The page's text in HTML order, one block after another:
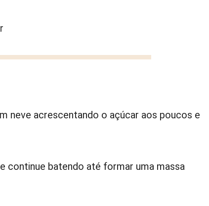
neve acrescentando o açúcar aos poucos e
continue batendo até formar uma massa